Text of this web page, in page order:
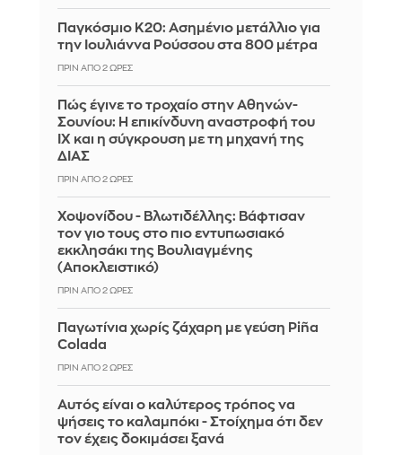
Παγκόσμιο Κ20: Ασημένιο μετάλλιο για
την Ιουλιάννα Ρούσσου στα 800 μέτρα
ΠΡΙΝ ΑΠΌ 2 ΏΡΕΣ
Πώς έγινε το τροχαίο στην Αθηνών-
Σουνίου: Η επικίνδυνη αναστροφή του
ΙΧ και η σύγκρουση με τη μηχανή της
ΔΙΑΣ
ΠΡΙΝ ΑΠΌ 2 ΏΡΕΣ
Χοψονίδου - Βλωτιδέλλης: Βάφτισαν
τον γιο τους στο πιο εντυπωσιακό
εκκλησάκι της Βουλιαγμένης
(Αποκλειστικό)
ΠΡΙΝ ΑΠΌ 2 ΏΡΕΣ
Παγωτίνια χωρίς ζάχαρη με γεύση Piña
Colada
ΠΡΙΝ ΑΠΌ 2 ΏΡΕΣ
Αυτός είναι ο καλύτερος τρόπος να
ψήσεις το καλαμπόκι - Στοίχημα ότι δεν
τον έχεις δοκιμάσει ξανά